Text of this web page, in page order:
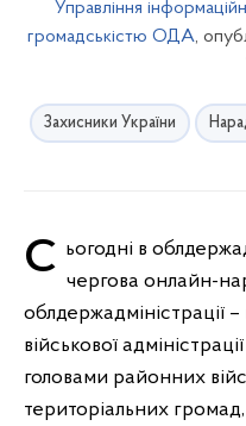
Управління
громадськістю ОДА,
Захисники України
Сьогодні в облдержадміністрації відбулася чергова онлайн-
облдержадміністрації
військової
головами районних
територіальних